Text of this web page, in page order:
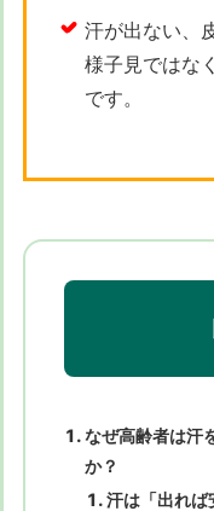
汗が出ない、
様子見ではな
です。
なぜ高齢者は汗
か？
汗は「出れば